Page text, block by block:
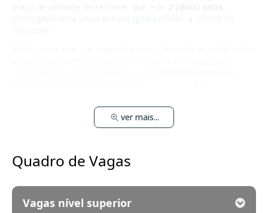
ver mais...
Quadro de Vagas
Vagas nível superior